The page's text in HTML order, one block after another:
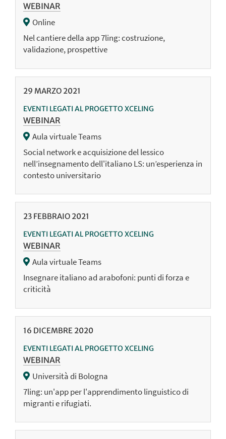
WEBINAR
Online
Nel cantiere della app 7ling: costruzione,
validazione, prospettive
29 MARZO 2021
EVENTI LEGATI AL PROGETTO XCELING
WEBINAR
Aula virtuale Teams
Social network e acquisizione del lessico
nell’insegnamento dell'italiano LS: un’esperienza in
contesto universitario
23 FEBBRAIO 2021
EVENTI LEGATI AL PROGETTO XCELING
WEBINAR
Aula virtuale Teams
Insegnare italiano ad arabofoni: punti di forza e
criticità
16 DICEMBRE 2020
EVENTI LEGATI AL PROGETTO XCELING
WEBINAR
Università di Bologna
7ling: un'app per l'apprendimento linguistico di
migranti e rifugiati.